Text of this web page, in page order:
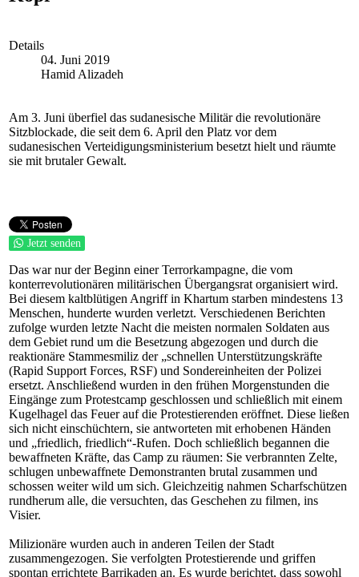
Details
04. Juni 2019
Hamid Alizadeh
Am 3. Juni überfiel das sudanesische Militär die revolutionäre
Sitzblockade, die seit dem 6. April den Platz vor dem
sudanesischen Verteidigungsministerium besetzt hielt und räumte
sie mit brutaler Gewalt.
Jetzt senden
Das war nur der Beginn einer Terrorkampagne, die vom
konterrevolutionären militärischen Übergangsrat organisiert wird.
Bei diesem kaltblütigen Angriff in Khartum starben mindestens 13
Menschen, hunderte wurden verletzt. Verschiedenen Berichten
zufolge wurden letzte Nacht die meisten normalen Soldaten aus
dem Gebiet rund um die Besetzung abgezogen und durch die
reaktionäre Stammesmiliz der „schnellen Unterstützungskräfte
(Rapid Support Forces, RSF) und Sondereinheiten der Polizei
ersetzt. Anschließend wurden in den frühen Morgenstunden die
Eingänge zum Protestcamp geschlossen und schließlich mit einem
Kugelhagel das Feuer auf die Protestierenden eröffnet. Diese ließen
sich nicht einschüchtern, sie antworteten mit erhobenen Händen
und „friedlich, friedlich“-Rufen. Doch schließlich begannen die
bewaffneten Kräfte, das Camp zu räumen: Sie verbrannten Zelte,
schlugen unbewaffnete Demonstranten brutal zusammen und
schossen weiter wild um sich. Gleichzeitig nahmen Scharfschützen
rundherum alle, die versuchten, das Geschehen zu filmen, ins
Visier.
Milizionäre wurden auch in anderen Teilen der Stadt
zusammengezogen. Sie verfolgten Protestierende und griffen
spontan errichtete Barrikaden an. Es wurde berichtet, dass sowohl